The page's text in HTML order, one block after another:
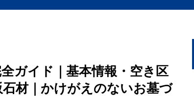
ガイド｜基本情報・空き区
材｜かけがえのないお墓づ